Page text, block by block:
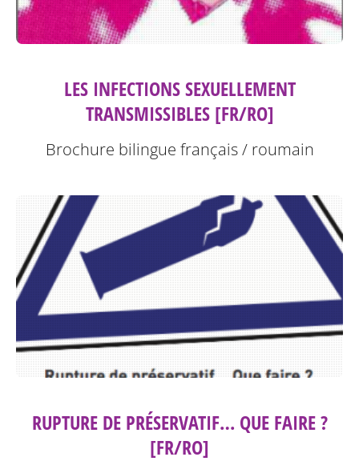
LES INFECTIONS SEXUELLEMENT
TRANSMISSIBLES [FR/RO]
Brochure bilingue français / roumain
RUPTURE DE PRÉSERVATIF… QUE FAIRE ?
[FR/RO]